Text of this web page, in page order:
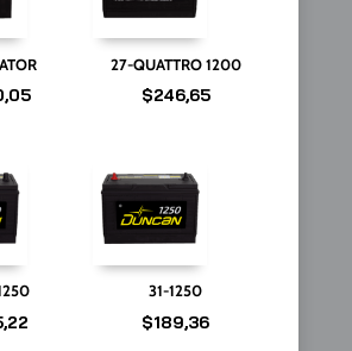
27-QUATTRO 1200
$246,65
31-1250
$189,36